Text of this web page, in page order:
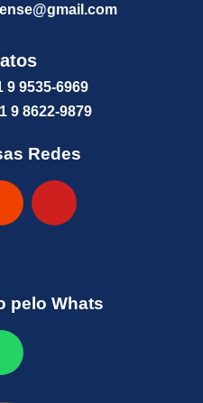
ail.com
9 9535-6969
9 8622-9879
Redes
pelo Whats